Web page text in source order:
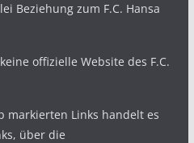
Beziehung zum F.C. Hansa
offizielle Website des F.C.
markierten Links handelt es
über die